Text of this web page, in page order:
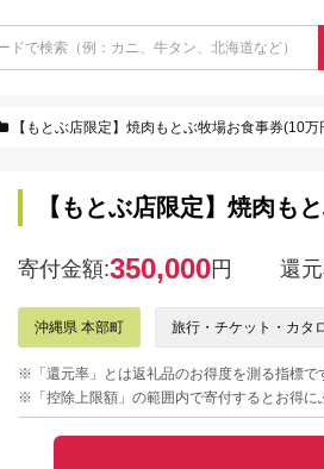
【もとぶ店限定】焼肉もとぶ牧場お食事券(10万
【もとぶ店限定】焼肉も
寄付金額:350,000円 還
沖縄県 本部町 旅行・チケット・カタ
※「還元率」とは返礼品のお得度を測る指標で
※「控除上限額」の範囲内で寄付するとお得に